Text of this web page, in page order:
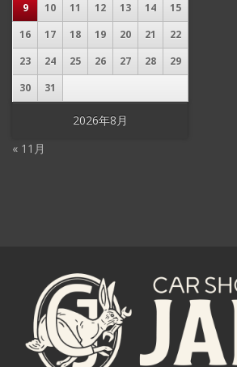
2026年8月
9
10 11 12 13 14
15
16
17 18 19 20 21
22
23
24 25 26 27 28
29
30
31
« 11月